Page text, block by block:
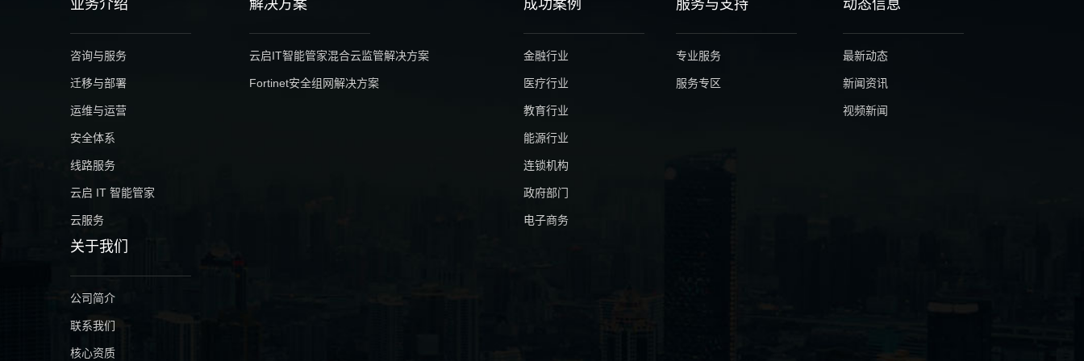
业务介绍
咨询与服务
迁移与部署
运维与运营
安全体系
线路服务
云启 IT 智能管家
云服务
解决方案
云启IT智能管家混合云监管解决方案
Fortinet安全组网解决方案
成功案例
金融行业
医疗行业
教育行业
能源行业
连锁机构
政府部门
电子商务
服务与支持
专业服务
服务专区
动态信息
最新动态
新闻资讯
视频新闻
关于我们
公司简介
联系我们
核心资质